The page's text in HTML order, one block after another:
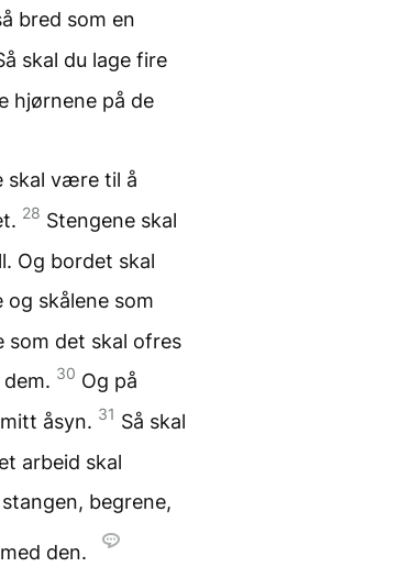
bred som en
skal du lage fire
hjørnene på de
skal være til å
28 Stengene skal
Og bordet skal
og skålene som
som det skal ofres
30 Og på
åsyn. 31 Så skal
arbeid skal
begrene,
den.